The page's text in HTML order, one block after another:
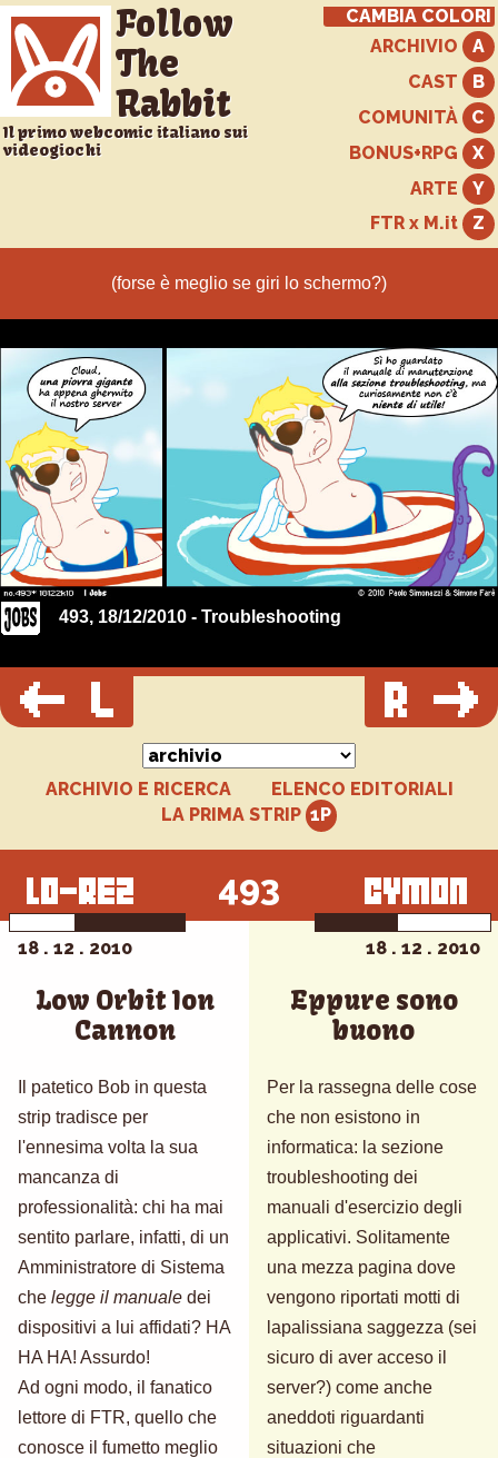
Follow
The
Rabbit
Il primo webcomic italiano sui
videogiochi
CAMBIA COLORI
ARCHIVIO
CAST
COMUNITÀ
BONUS+RPG
ARTE
FTR x M.it
493, 18/12/2010 - Troubleshooting
ARCHIVIO E RICERCA
ELENCO EDITORIALI
LA PRIMA STRIP
493
18 . 12 . 2010
Low Orbit Ion
Cannon
Il patetico Bob in questa
strip tradisce per
l'ennesima volta la sua
mancanza di
professionalità: chi ha mai
sentito parlare, infatti, di un
Amministratore di Sistema
che legge il manuale dei
dispositivi a lui affidati? HA
HA HA! Assurdo!
Ad ogni modo, il fanatico
lettore di FTR, quello che
conosce il fumetto meglio
18 . 12 . 2010
Eppure sono
buono
Per la rassegna delle cose
che non esistono in
informatica: la sezione
troubleshooting dei
manuali d'esercizio degli
applicativi. Solitamente
una mezza pagina dove
vengono riportati motti di
lapalissiana saggezza (sei
sicuro di aver acceso il
server?) come anche
aneddoti riguardanti
situazioni che